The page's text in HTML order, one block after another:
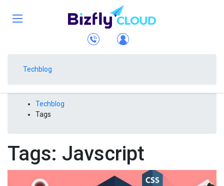
Techblog
Techblog
Tags
Tags: Javscript